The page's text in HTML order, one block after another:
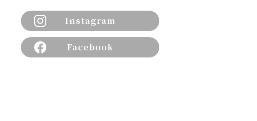
Instagram
Facebook